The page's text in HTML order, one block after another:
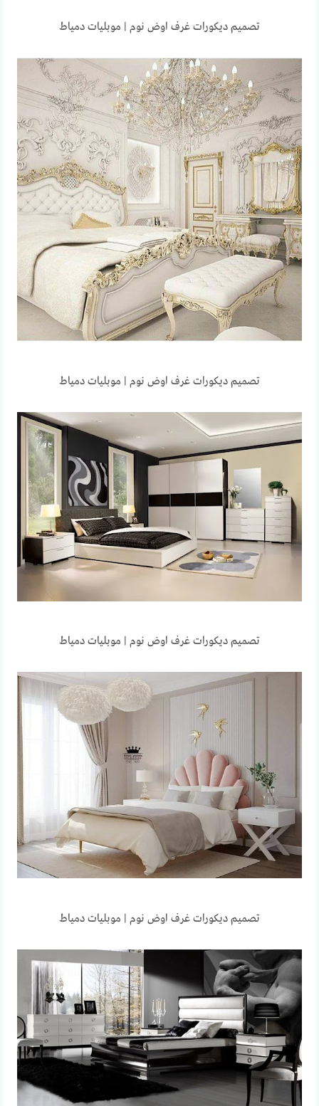
تصميم ديكورات غرف اوض نوم | موبليات دمياط
تصميم ديكورات غرف اوض نوم | موبليات دمياط
تصميم ديكورات غرف اوض نوم | موبليات دمياط
تصميم ديكورات غرف اوض نوم | موبليات دمياط